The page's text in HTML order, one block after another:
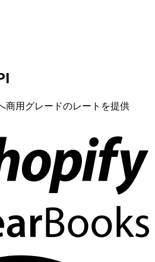
商用グレードのレートを提供